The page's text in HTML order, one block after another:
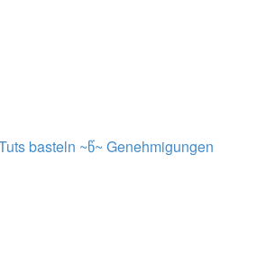
basteln ~წ~ Genehmigungen